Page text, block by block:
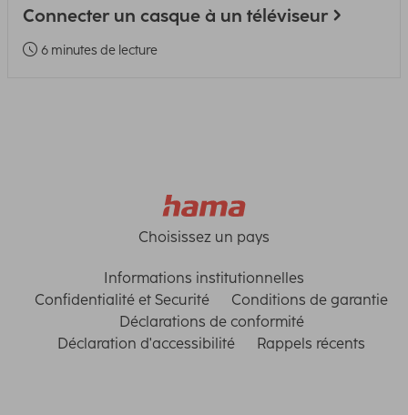
Connecter un casque à un téléviseur
6 minutes de lecture
Choisissez un pays
Informations institutionnelles
Confidentialité et Securité
Conditions de garantie
Déclarations de conformité
Déclaration d'accessibilité
Rappels récents